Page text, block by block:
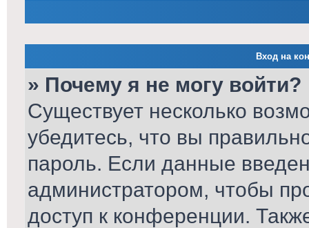
Вход на
» Почему я не могу войти?
Существует несколько
убедитесь, что вы
пароль. Если данные
администратором, чтобы
доступ к конференции.